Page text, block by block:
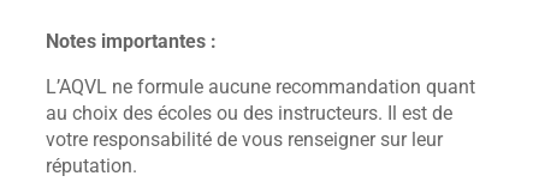
Notes importantes :
L’AQVL ne formule aucune recommandation quant
au choix des écoles ou des instructeurs. Il est de
votre responsabilité de vous renseigner sur leur
réputation.